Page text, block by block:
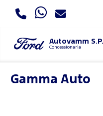
Autovamm
Concessionaria
Gamma Auto